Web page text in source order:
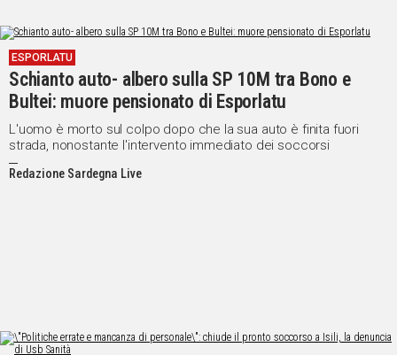
ESPORLATU
Schianto auto- albero sulla SP 10M tra Bono e
Bultei: muore pensionato di Esporlatu
L'uomo è morto sul colpo dopo che la sua auto è finita fuori
strada, nonostante l'intervento immediato dei soccorsi
Redazione Sardegna Live